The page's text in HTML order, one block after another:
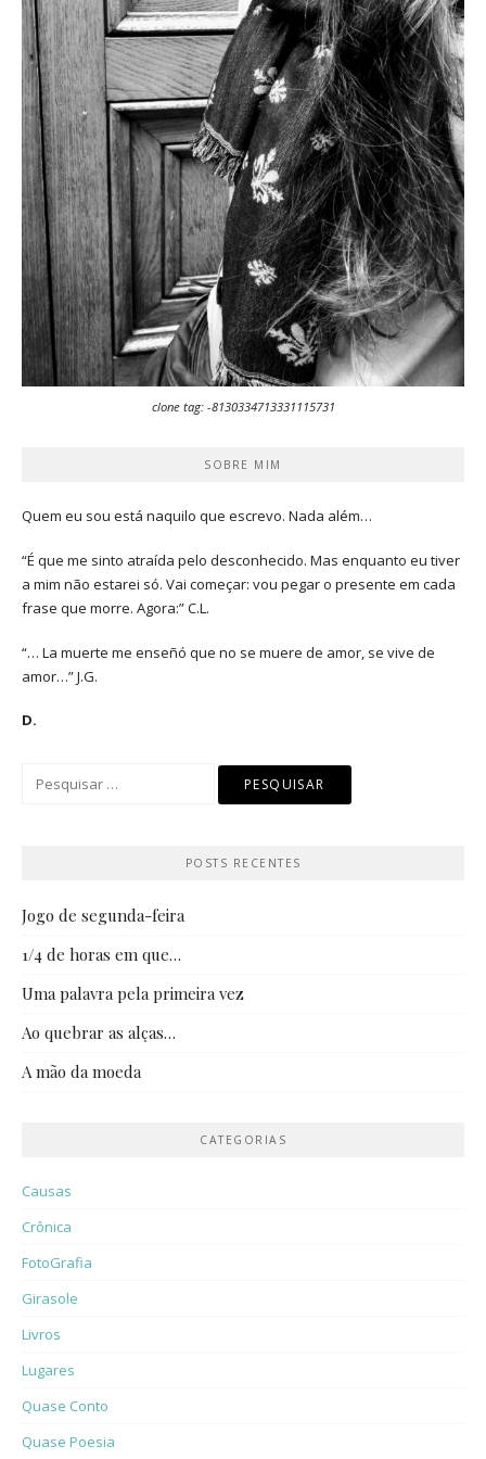
clone tag: -8130334713331115731
SOBRE MIM
Quem eu sou está naquilo que escrevo. Nada além…
“É que me sinto atraída pelo desconhecido. Mas enquanto eu tiver
a mim não estarei só. Vai começar: vou pegar o presente em cada
frase que morre. Agora:” C.L.
“… La muerte me enseñó que no se muere de amor, se vive de
amor…” J.G.
D.
POSTS RECENTES
Jogo de segunda-feira
1/4 de horas em que…
Uma palavra pela primeira vez
Ao quebrar as alças…
A mão da moeda
CATEGORIAS
Causas
Crônica
FotoGrafia
Girasole
Livros
Lugares
Quase Conto
Quase Poesia